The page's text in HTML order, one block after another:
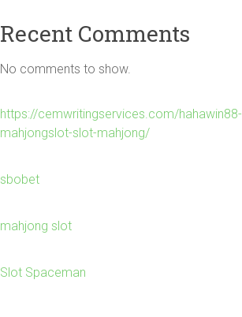
Recent Comments
No comments to show.
https://cemwritingservices.com/hahawin88-
mahjongslot-slot-mahjong/
sbobet
mahjong slot
Slot Spaceman